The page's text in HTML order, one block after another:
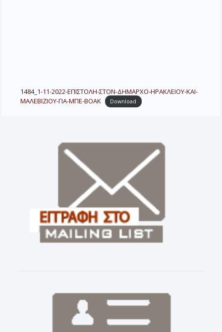
1484_1-11-2022-ΕΠΙΣΤΟΛΗ-ΣΤΟΝ-ΔΗΜΑΡΧΟ-ΗΡΑΚΛΕΙΟΥ-ΚΑΙ-
ΜΑΛΕΒΙΖΙΟΥ-ΓΙΑ-ΜΠΕ-ΒΟΑΚ
Download